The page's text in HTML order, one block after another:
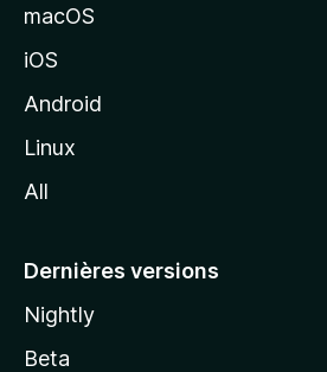
o
z
l
macOS
iOS
Android
Linux
All
Dernières versions
Nightly
Beta